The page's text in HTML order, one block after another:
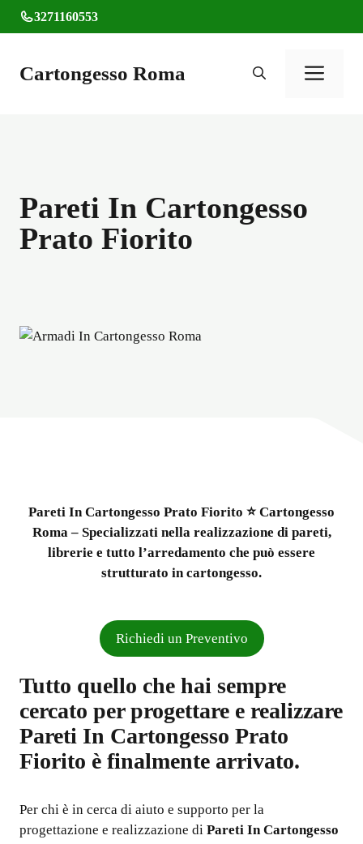
al
3271160553
Cartongesso Roma
Pareti In Cartongesso
Prato Fiorito
Pareti In Cartongesso Prato Fiorito ⭐ Cartongesso
Roma – Specializzati nella realizzazione di pareti,
librerie e tutto l’arredamento che può essere
strutturato in cartongesso.
Richiedi un Preventivo
Tutto quello che hai sempre
cercato per progettare e realizzare
Pareti In Cartongesso Prato
Fiorito è finalmente arrivato.
Per chi è in cerca di aiuto e supporto per la
progettazione e realizzazione di Pareti In Cartongesso